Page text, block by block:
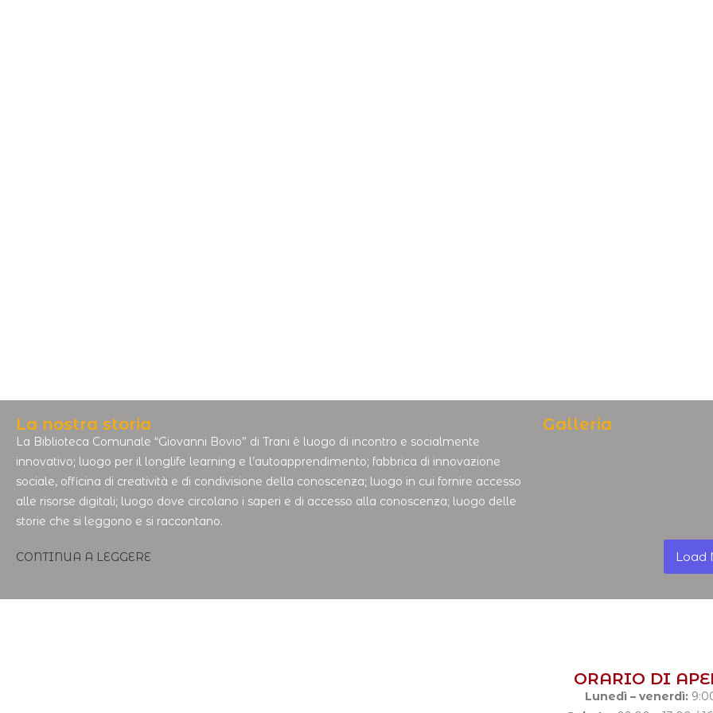
La nostra storia
La Biblioteca Comunale “Giovanni Bovio” di Trani è luogo di incontro e socialmente
innovativo; luogo per il longlife learning e l’autoapprendimento; fabbrica di innovazione
sociale, officina di creatività e di condivisione della conoscenza; luogo in cui fornire accesso
alle risorse digitali; luogo dove circolano i saperi e di accesso alla conoscenza; luogo delle
storie che si leggono e si raccontano.
CONTINUA A LEGGERE
Galleria
Load
ORARIO DI
Lunedì – venerdì: